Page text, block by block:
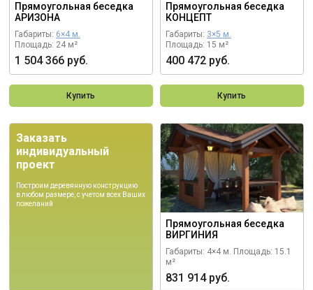
Прямоугольная беседка
АРИЗОНА
Габариты: 6×4 м.
Площадь: 24 м²
1 504 366 руб.
Купить
Прямоугольная беседка
КОНЦЕПТ
Габариты: 3×5 м.
Площадь: 15 м²
400 472 руб.
Купить
Заказать
индивидуальный
проект
Построим деревянную конструкцию
в любом размере, с учетом всех Ваших
пожеланий
Прямоугольная беседка
ВИРГИНИЯ
Габариты: 4×4 м. Площадь: 15.1
м²
831 914 руб.